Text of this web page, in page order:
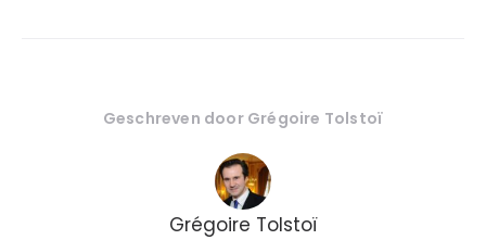
Geschreven door Grégoire Tolstoï
Grégoire Tolstoï